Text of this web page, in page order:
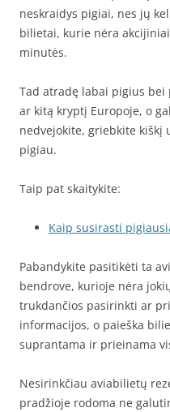
neskraidys pigiai, nes jų
bilietai, kurie nėra
minutės.
Tad atradę labai pigius
ar kitą kryptį Europoje, o
nedvejokite, griebkite kiškį
pigiau.
Taip pat skaitykite:
Kaip susirasti
Pabandykite pasitikėti ta
bendrove, kurioje nėra
trukdančios pasirinkti ar
informacijos, o paieška
suprantama ir prieinama
Nesirinkčiau aviabilietų
pradžioje rodoma ne